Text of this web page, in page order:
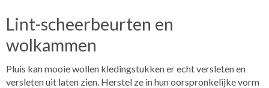
Lint-scheerbeurten en
wolkammen
Pluis kan mooie wollen kledingstukken er echt versleten en
versleten uit laten zien. Herstel ze in hun oorspronkelijke vorm